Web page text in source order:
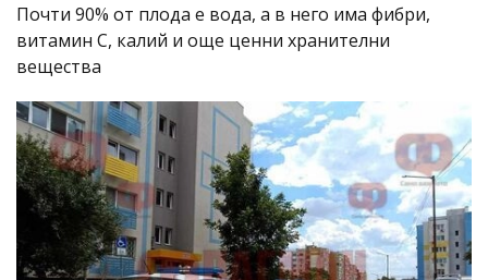
Почти 90% от плода е вода, а в него има фибри,
витамин C, калий и още ценни хранителни
вещества